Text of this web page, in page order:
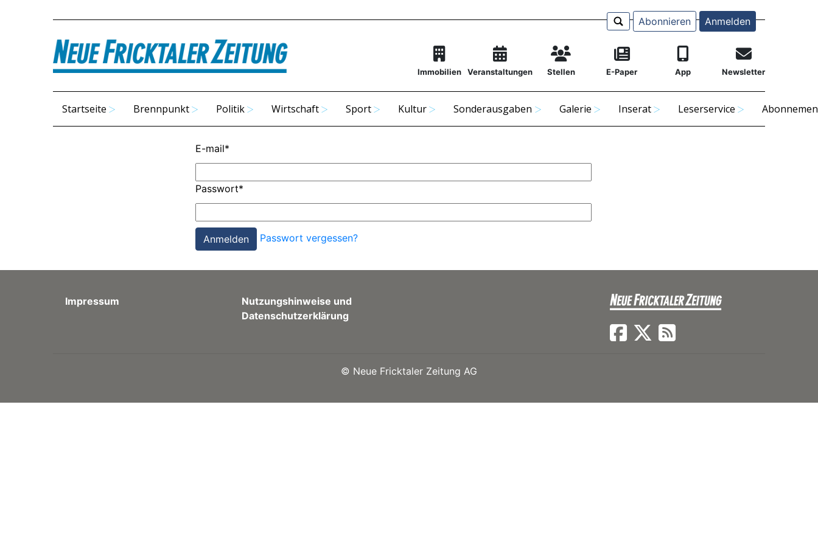
Abonnieren Anmelden
Immobilien Veranstaltungen Stellen E-Paper App Newsletter
Startseite Brennpunkt Politik Wirtschaft Sport Kultur Sonderausgaben Galerie Inserat Leserservice
E-mail*
Passwort*
Passwort vergessen?
Impressum
Nutzungshinweise und
Datenschutzerklärung
© Neue Fricktaler Zeitung AG